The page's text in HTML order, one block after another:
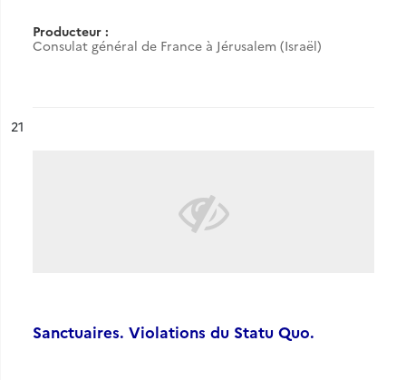
Producteur :
Consulat général de France à Jérusalem (Israël)
n°
21
Sanctuaires. Violations du Statu Quo.